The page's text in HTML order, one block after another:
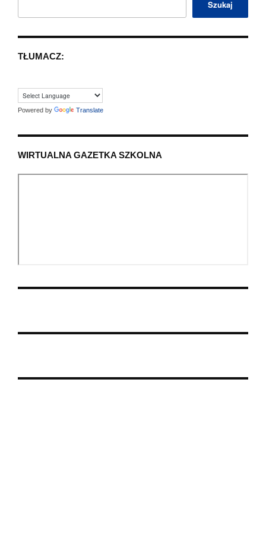
Szukaj
TŁUMACZ:
Powered by Translate
WIRTUALNA GAZETKA SZKOLNA